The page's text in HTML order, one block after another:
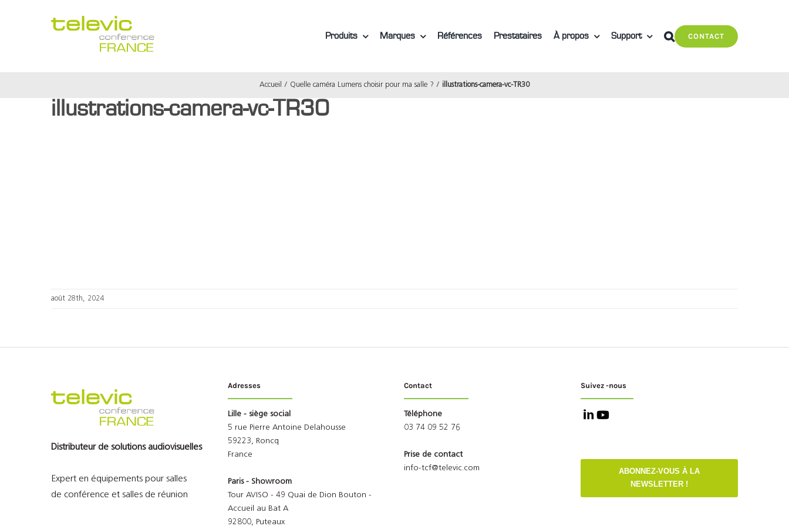
Produits Marques Références Prestataires À propos Support CONTACT
Accueil Quelle caméra Lumens choisir pour ma salle ? illustrations-camera-vc-TR30
illustrations-camera-vc-TR30
août 28th, 2024
Distributeur de solutions audiovisuelles
Expert en équipements pour salles
de conférence et salles de réunion
Adresses
Lille - siège social
5 rue Pierre Antoine Delahousse
59223, Roncq
France
Paris - Showroom
Tour AVISO - 49 Quai de Dion Bouton -
Accueil au Bat A
92800, Puteaux
Contact
Téléphone
03 74 09 52 76
Prise de contact
info-tcf@televic.com
Suivez -nous
ABONNEZ-VOUS À LA
NEWSLETTER !